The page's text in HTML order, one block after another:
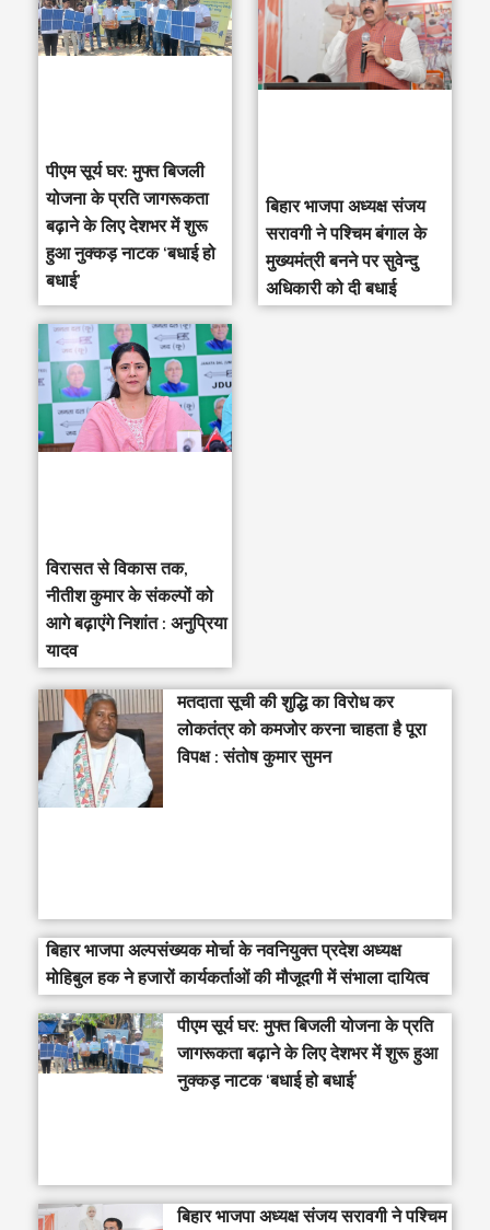
पीएम सूर्य घर: मुफ्त बिजली
योजना के प्रति जागरूकता
बढ़ाने के लिए देशभर में शुरू
हुआ नुक्कड़ नाटक ‘बधाई हो
बधाई’
‎बिहार भाजपा अध्यक्ष संजय
सरावगी ने पश्चिम बंगाल के
मुख्यमंत्री बनने पर सुवेन्दु
अधिकारी को दी बधाई
विरासत से विकास तक,
नीतीश कुमार के संकल्पों को
आगे बढ़ाएंगे निशांत : अनुप्रिया
यादव
मतदाता सूची की शुद्धि का विरोध कर
लोकतंत्र को कमजोर करना चाहता है पूरा
विपक्ष : संतोष कुमार सुमन
बिहार भाजपा अल्पसंख्यक मोर्चा के नवनियुक्त प्रदेश अध्यक्ष
मोहिबुल हक ने हजारों कार्यकर्ताओं की मौजूदगी में संभाला दायित्व
पीएम सूर्य घर: मुफ्त बिजली योजना के प्रति
जागरूकता बढ़ाने के लिए देशभर में शुरू हुआ
नुक्कड़ नाटक ‘बधाई हो बधाई’
‎बिहार भाजपा अध्यक्ष संजय सरावगी ने पश्चिम